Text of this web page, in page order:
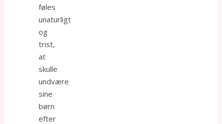
føles
unaturligt
og
trist,
at
skulle
undvære
sine
børn
efter